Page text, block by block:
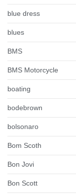
blue dress
blues
BMS
BMS Motorcycle
boating
bodebrown
bolsonaro
Bom Scoth
Bon Jovi
Bon Scott